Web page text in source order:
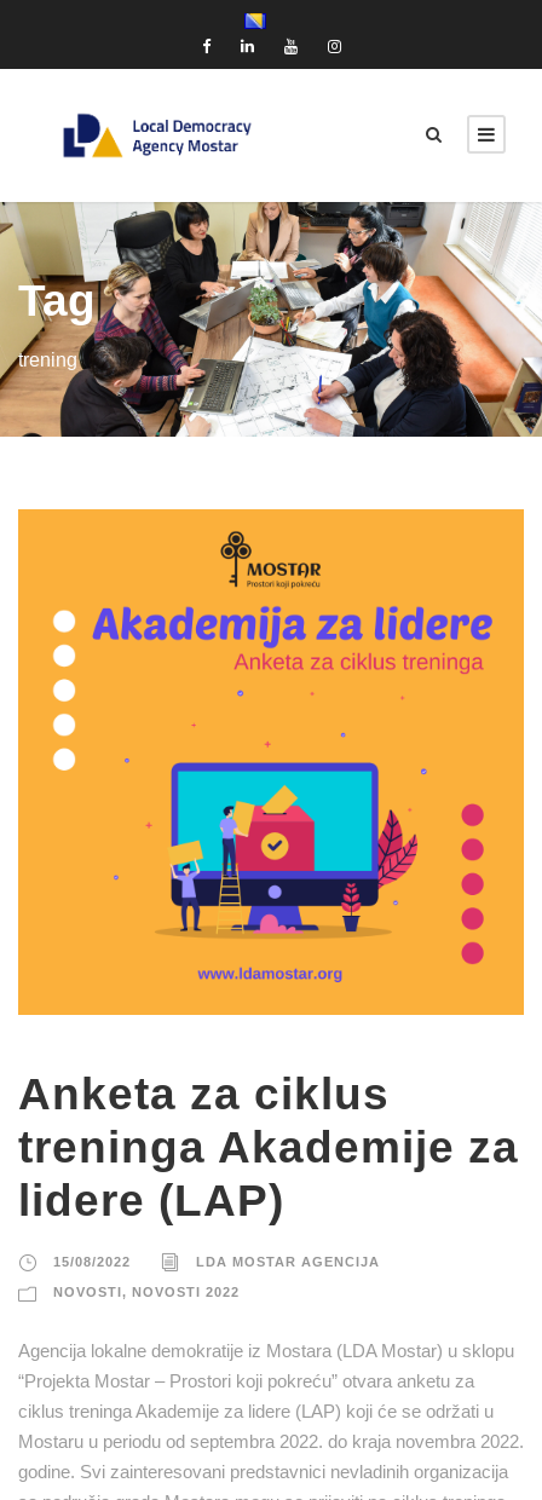
Tag
trening
Anketa za ciklus
treninga Akademije za
lidere (LAP)
15/08/2022 LDA MOSTAR AGENCIJA
NOVOSTI, NOVOSTI 2022
Agencija lokalne demokratije iz Mostara (LDA Mostar) u sklopu
“Projekta Mostar – Prostori koji pokreću” otvara anketu za
ciklus treninga Akademije za lidere (LAP) koji će se održati u
Mostaru u periodu od septembra 2022. do kraja novembra 2022.
godine. Svi zainteresovani predstavnici nevladinih organizacija